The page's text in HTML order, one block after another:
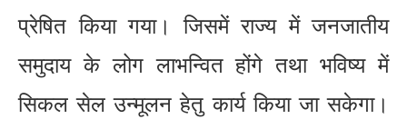
प्रेषित किया गया। जिसमें राज्य में जनजातीय
समुदाय के लोग लाभन्वित होंगे तथा भविष्य में
सिकल सेल उन्मूलन हेतु कार्य किया जा सकेगा।